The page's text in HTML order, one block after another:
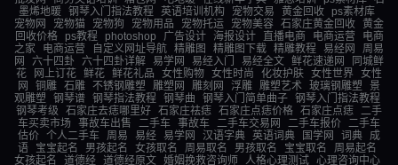
墨烯地暖 钢琴入门指法教程 英语培训机构 宠物交易 黄金回收
ps素材库
宠物网
宠物猫 宠物狗 宠物用品 宠物托运 宠物美容 石家庄黄金回收 黄金
回收价格
ps教程 photoshop 广告设计 海报设计 直播电商 电商运营
电商
之家
电商运营 自定义网址导航 精雕图 精雕图下载 精雕教程 易经网
周易
网
六十四卦 六十四卦详解 易学网 易经入门 易经全文 鲜花速递网
同城鲜
花
网上订花 鲜花 鲜花礼品 女性购物 女性时尚 化妆护肤 女性世界
女性
网
铜雕 石雕 不锈钢雕塑 雕塑网 雕刻网 浮雕 雕塑艺术 玻璃钢雕塑
景
观雕塑
钢琴谱 钢琴指法教程 钢琴曲 钢琴入门简单曲子
钢琴入门指法教程
钢琴考级
石家庄去痣哪里好 石家庄祛痣 石家庄点痣价格 石家庄点痣 二手
车买卖市场
事故车出售 二手车 事故车 二手车交易网 二手车报价 二手车
估价 个人二手车 周易 易经 易学网 汉语字典 英语词典 国学网 词典
成
语
宝宝起名 男孩起名 女孩取名 周易取名 男孩取名 宝宝取名
周易起名
女孩起名
道德经 道德经原文 婚姻挽救咨询师 人格心理测试
心理咨询中心